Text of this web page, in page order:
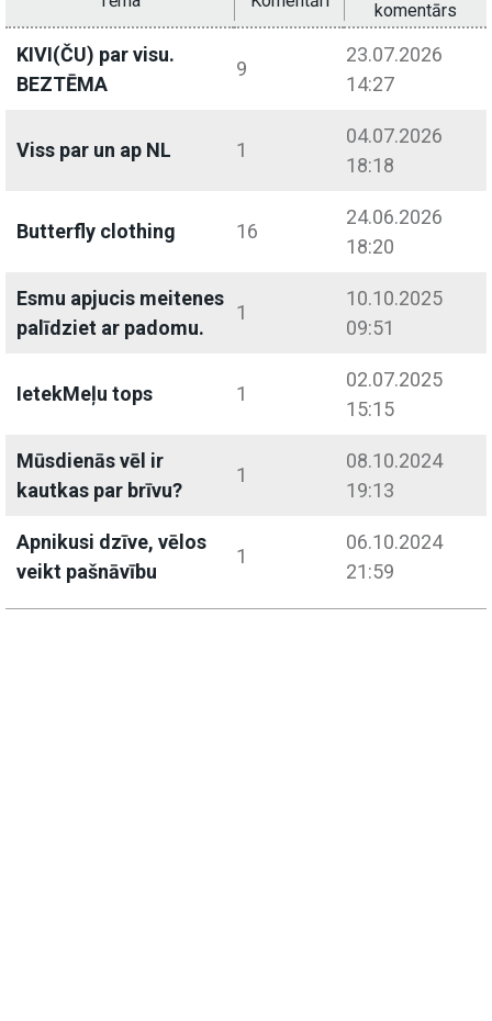
komentārs
KIVI(ČU) par visu.
BEZTĒMA
9
23.07.2026
14:27
Viss par un ap NL 1
04.07.2026
18:18
Butterfly clothing 16
24.06.2026
18:20
Esmu apjucis meitenes
palīdziet ar padomu.
1
10.10.2025
09:51
IetekMeļu tops 1
02.07.2025
15:15
Mūsdienās vēl ir
kautkas par brīvu?
1
08.10.2024
19:13
Apnikusi dzīve, vēlos
veikt pašnāvību
1
06.10.2024
21:59